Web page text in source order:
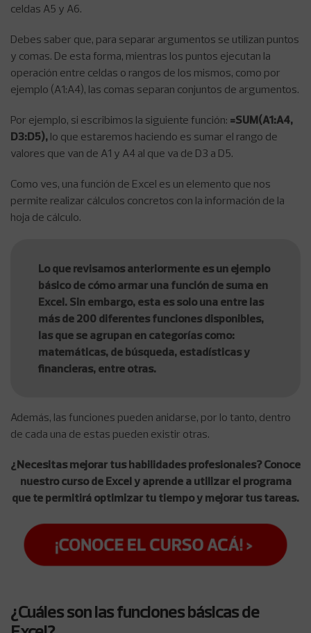
celdas A5 y A6.
Debes saber que, para separar argumentos se utilizan puntos
y comas. De esta forma, mientras los puntos ejecutan la
operación entre celdas o rangos de los mismos, como por
ejemplo (A1:A4), las comas separan conjuntos de argumentos.
Por ejemplo, si escribimos la siguiente función: =SUM(A1:A4,
D3:D5), lo que estaremos haciendo es sumar el rango de
valores que van de A1 y A4 al que va de D3 a D5.
Como ves, una función de Excel es un elemento que nos
permite realizar cálculos concretos con la información de la
hoja de cálculo.
Lo que revisamos anteriormente es un ejemplo
básico de cómo armar una función de suma en
Excel. Sin embargo, esta es solo una entre las
más de 200 diferentes funciones disponibles,
las que se agrupan en categorías como:
matemáticas, de búsqueda, estadísticas y
financieras, entre otras.
Además, las funciones pueden anidarse, por lo tanto, dentro
de cada una de estas pueden existir otras.
¿Necesitas mejorar tus habilidades profesionales? Conoce
nuestro curso de Excel y aprende a utilizar el programa
que te permitirá optimizar tu tiempo y mejorar tus tareas.
¿Cuáles son las funciones básicas de